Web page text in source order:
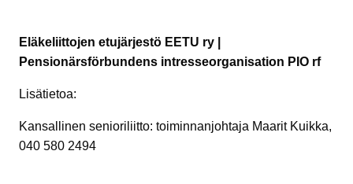
Eläkeliittojen etujärjestö EETU ry |
Pensionärsförbundens intresseorganisation PIO rf
Lisätietoa:
Kansallinen senioriliitto: toiminnanjohtaja Maarit Kuikka,
040 580 2494